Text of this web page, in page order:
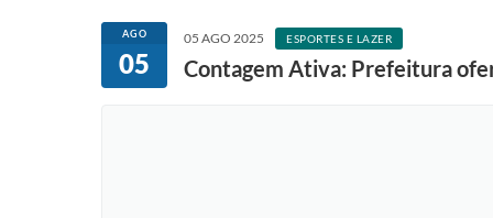
AGO
05
05 AGO 2025 ESPORTES E LAZER
Contagem Ativa: Prefeitura